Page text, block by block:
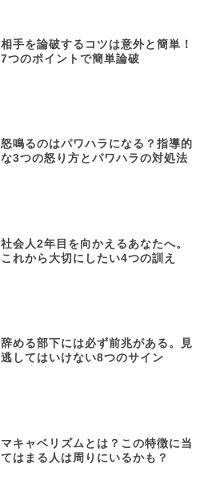
相手を論破するコツは意外と簡単！
7つのポイントで簡単論破
怒鳴るのはパワハラになる？指導的
な3つの怒り方とパワハラの対処法
社会人2年目を向かえるあなたへ。
これから大切にしたい4つの訓え
辞める部下には必ず前兆がある。見
逃してはいけない8つのサイン
マキャベリズムとは？この特徴に当
てはまる人は周りにいるかも？